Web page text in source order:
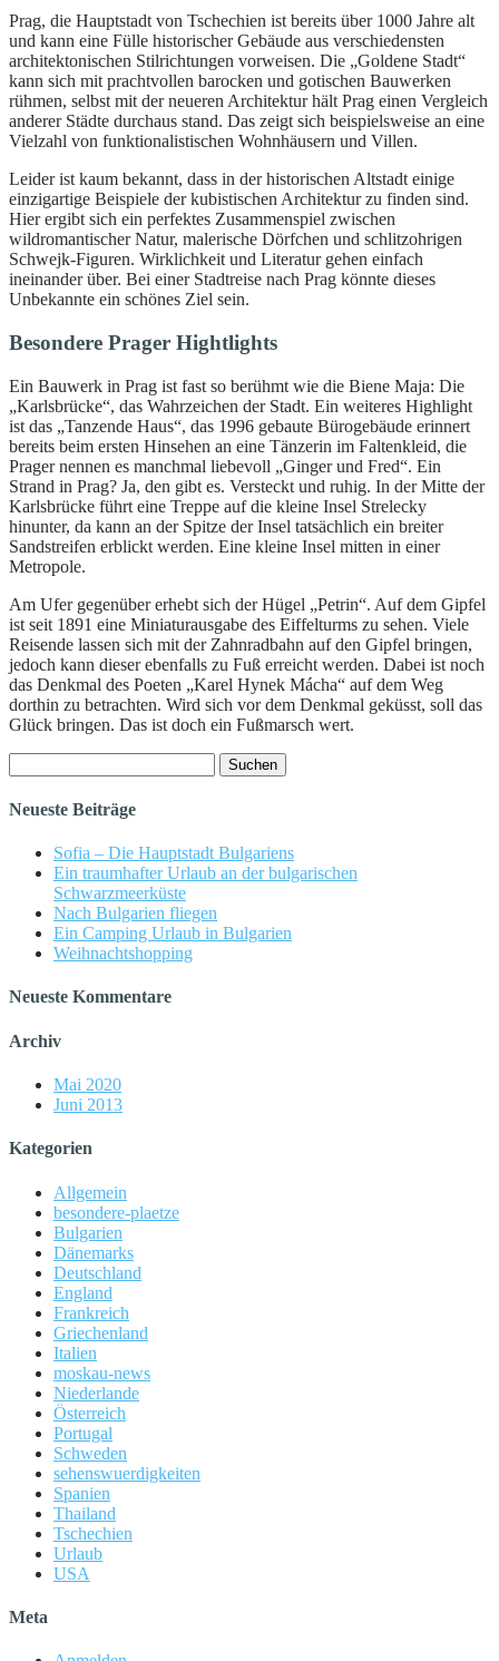
Prag, die Hauptstadt von Tschechien ist bereits über 1000 Jahre alt
und kann eine Fülle historischer Gebäude aus verschiedensten
architektonischen Stilrichtungen vorweisen. Die „Goldene Stadt“
kann sich mit prachtvollen barocken und gotischen Bauwerken
rühmen, selbst mit der neueren Architektur hält Prag einen Vergleich
anderer Städte durchaus stand. Das zeigt sich beispielsweise an eine
Vielzahl von funktionalistischen Wohnhäusern und Villen.
Leider ist kaum bekannt, dass in der historischen Altstadt einige
einzigartige Beispiele der kubistischen Architektur zu finden sind.
Hier ergibt sich ein perfektes Zusammenspiel zwischen
wildromantischer Natur, malerische Dörfchen und schlitzohrigen
Schwejk-Figuren. Wirklichkeit und Literatur gehen einfach
ineinander über. Bei einer Stadtreise nach Prag könnte dieses
Unbekannte ein schönes Ziel sein.
Besondere Prager Hightlights
Ein Bauwerk in Prag ist fast so berühmt wie die Biene Maja: Die
„Karlsbrücke“, das Wahrzeichen der Stadt. Ein weiteres Highlight
ist das „Tanzende Haus“, das 1996 gebaute Bürogebäude erinnert
bereits beim ersten Hinsehen an eine Tänzerin im Faltenkleid, die
Prager nennen es manchmal liebevoll „Ginger und Fred“. Ein
Strand in Prag? Ja, den gibt es. Versteckt und ruhig. In der Mitte der
Karlsbrücke führt eine Treppe auf die kleine Insel Strelecky
hinunter, da kann an der Spitze der Insel tatsächlich ein breiter
Sandstreifen erblickt werden. Eine kleine Insel mitten in einer
Metropole.
Am Ufer gegenüber erhebt sich der Hügel „Petrin“. Auf dem Gipfel
ist seit 1891 eine Miniaturausgabe des Eiffelturms zu sehen. Viele
Reisende lassen sich mit der Zahnradbahn auf den Gipfel bringen,
jedoch kann dieser ebenfalls zu Fuß erreicht werden. Dabei ist noch
das Denkmal des Poeten „Karel Hynek Mácha“ auf dem Weg
dorthin zu betrachten. Wird sich vor dem Denkmal geküsst, soll das
Glück bringen. Das ist doch ein Fußmarsch wert.
nach:
Neueste Beiträge
Sofia – Die Hauptstadt Bulgariens
Ein traumhafter Urlaub an der bulgarischen
Schwarzmeerküste
Nach Bulgarien fliegen
Ein Camping Urlaub in Bulgarien
Weihnachtshopping
Neueste Kommentare
Archiv
Mai 2020
Juni 2013
Kategorien
Allgemein
besondere-plaetze
Bulgarien
Dänemarks
Deutschland
England
Frankreich
Griechenland
Italien
moskau-news
Niederlande
Österreich
Portugal
Schweden
sehenswuerdigkeiten
Spanien
Thailand
Tschechien
Urlaub
USA
Meta